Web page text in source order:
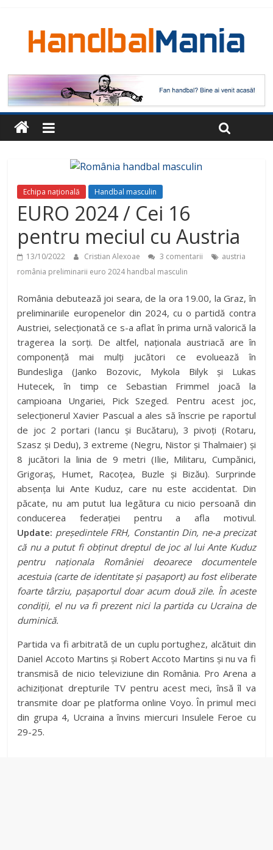
Echipa națională Handbal masculin
EURO 2024 / Cei 16
pentru meciul cu Austria
13/10/2022 Cristian Alexoae 3 comentarii
austria
românia preliminarii euro 2024 handbal masculin
România debutează joi seara, de la ora 19.00, la Graz, în
preliminariile europenelor din 2024, cu o partidă contra
Austriei, selecționată ce s-a aflat în prima urnă valorică la
tragerea la sorți. De altfel, naționala austriacă are în
componență mai mulți jucători ce evoluează în
Bundesliga (Janko Bozovic, Mykola Bilyk și Lukas
Hutecek, în timp ce Sebastian Frimmel joacă la
campioana Ungariei, Pick Szeged. Pentru acest joc,
selecționerul Xavier Pascual a ales să înscrie pe raportul
de joc 2 portari (Iancu și Bucătaru), 3 pivoți (Rotaru,
Szasz și Dedu), 3 extreme (Negru, Nistor și Thalmaier) și
8 jucători la linia de 9 metri (Ilie, Militaru, Cumpănici,
Grigoraș, Humet, Racoțea, Buzle și Bizău). Surprinde
absența lui Ante Kuduz, care nu este accidentat. Din
păcate, nu am putut lua legătura cu nicio persoană din
conducerea federației pentru a afla motivul.
Update: președintele FRH, Constantin Din, ne-a precizat
că nu a putut fi obținut dreptul de joc al lui Ante Kuduz
pentru naționala României deoarece documentele
acestuia (carte de identitate și pașaport) au fost eliberate
foarte târziu, pașaportul doar acum două zile. În aceste
condiții, el nu va fi prezent nici la partida cu Ucraina de
duminică.
Partida va fi arbitrată de un cuplu portughez, alcătuit din
Daniel Accoto Martins și Robert Accoto Martins și nu va fi
transmisă de nicio televiziune din România. Pro Arena a
achiziționat drepturile TV pentru acest meci, însă îl va
transmite doar pe platforma online Voyo. În primul meci
din grupa 4, Ucraina a învins miercuri Insulele Feroe cu
29-25.